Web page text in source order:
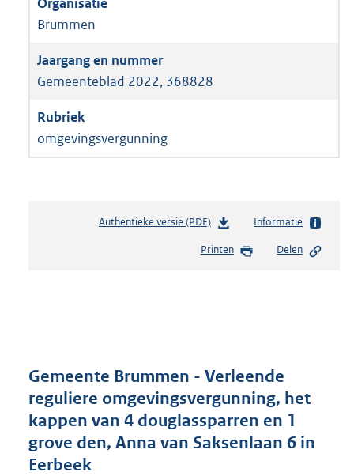
Brummen
Gemeenteblad 2022, 368828
omgevingsvergunning
Authentieke versie (PDF)b
s
r
o
t
t
Informatie
Printen Delen
Gemeente Brummen - Verleende
reguliere omgevingsvergunning, het
kappen van 4 douglassparren en 1
grove den, Anna van Saksenlaan 6 in
Eerbeek